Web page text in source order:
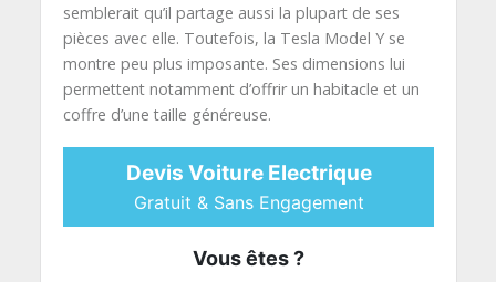
semblerait qu’il partage aussi la plupart de ses
pièces avec elle. Toutefois, la Tesla Model Y se
montre peu plus imposante. Ses dimensions lui
permettent notamment d’offrir un habitacle et un
coffre d’une taille généreuse.